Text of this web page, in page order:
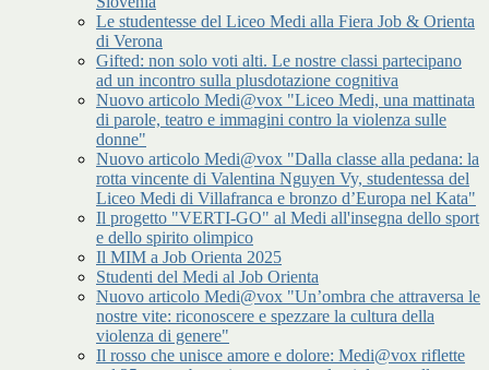
Le studentesse del Liceo Medi alla Fiera Job & Orienta
di Verona
Gifted: non solo voti alti. Le nostre classi partecipano
ad un incontro sulla plusdotazione cognitiva
Nuovo articolo Medi@vox "Liceo Medi, una mattinata
di parole, teatro e immagini contro la violenza sulle
donne"
Nuovo articolo Medi@vox "Dalla classe alla pedana: la
rotta vincente di Valentina Nguyen Vy, studentessa del
Liceo Medi di Villafranca e bronzo d’Europa nel Kata"
Il progetto "VERTI-GO" al Medi all'insegna dello sport
e dello spirito olimpico
Il MIM a Job Orienta 2025
Studenti del Medi al Job Orienta
Nuovo articolo Medi@vox "Un’ombra che attraversa le
nostre vite: riconoscere e spezzare la cultura della
violenza di genere"
Il rosso che unisce amore e dolore: Medi@vox riflette